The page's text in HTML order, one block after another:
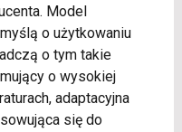
Model
o użytkowaniu
o tym takie
o wysokiej
adaptacyjna
się do